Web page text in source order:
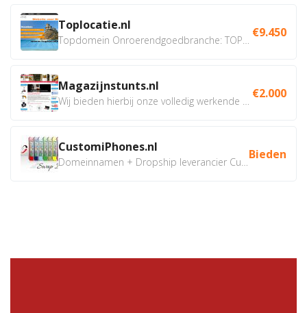
Toplocatie.nl €9.450
Magazijnstunts.nl €2.000
CustomiPhones.nl Bieden